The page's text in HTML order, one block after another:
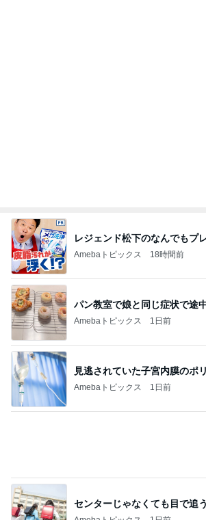
真野恵里菜 鮭が主菜の夕食献立
Amebaトピックス
記事を読む